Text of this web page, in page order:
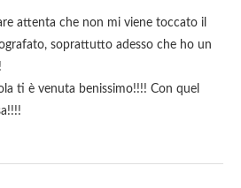
attenta che non mi viene toccato il
soprattutto adesso che ho un
ti è venuta benissimo!!!! Con quel